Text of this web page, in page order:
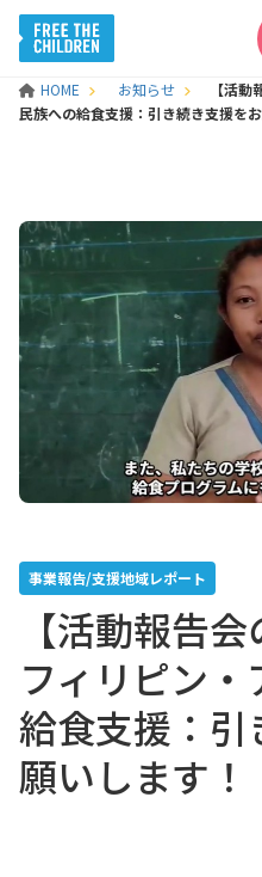
HOME お知らせ
【活
民族への給食支援：引き続き支援を
事業報告/支援地域レポート
【活動報告
フィリピン
給食支援：
願いします！